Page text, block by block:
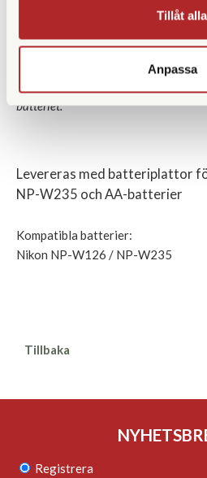
Tillåt alla
Anpassa
15 minuters laddning för att
batteriet.
Levereras med batteriplattor
NP-W235 och AA-batterier
Kompatibla batterier:
Nikon NP-W126 / NP-W235
Tillbaka
Registrera